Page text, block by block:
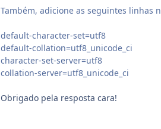
Também, adicione as seguintes linhas
default-character-set=utf8
default-collation=utf8_unicode_ci
character-set-server=utf8
collation-server=utf8_unicode_ci
Obrigado pela resposta cara!